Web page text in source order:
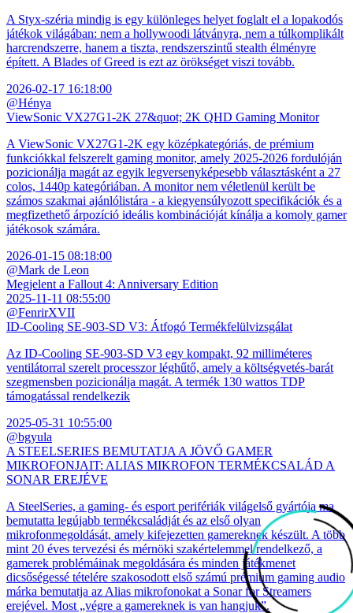
A Styx-széria mindig is egy különleges helyet foglalt el a lopakodós
játékok világában: nem a hollywoodi látványra, nem a túlkomplikált
harcrendszerre, hanem a tiszta, rendszerszintű stealth élményre
épített. A Blades of Greed is ezt az örökséget viszi tovább.
2026-02-17 16:18:00
@Hénya
ViewSonic VX27G1-2K 27&quot; 2K QHD Gaming Monitor
A ViewSonic VX27G1-2K egy középkategóriás, de prémium
funkciókkal felszerelt gaming monitor, amely 2025-2026 fordulóján
pozicionálja magát az egyik legversenyképesebb választásként a 27
colos, 1440p kategóriában. A monitor nem véletlenül került be
számos szakmai ajánlólistára - a kiegyensúlyozott specifikációk és a
megfizethető árpozíció ideális kombinációját kínálja a komoly gamer
játékosok számára.
2026-01-15 08:18:00
@Mark de Leon
Megjelent a Fallout 4: Anniversary Edition
2025-11-11 08:55:00
@FenrirXVII
ID-Cooling SE-903-SD V3: Átfogó Termékfelülvizsgálat
Az ID-Cooling SE-903-SD V3 egy kompakt, 92 milliméteres
ventilátorral szerelt processzor léghűtő, amely a költségvetés-barát
szegmensben pozicionálja magát. A termék 130 wattos TDP
támogatással rendelkezik
2025-05-31 10:55:00
@bgyula
A STEELSERIES BEMUTATJA A JÖVŐ GAMER
MIKROFONJAIT: ALIAS MIKROFON TERMÉKCSALÁD A
SONAR EREJÉVE
A SteelSeries, a gaming- és esport perifériák világelső gyártója ma
bemutatta legújabb termékcsaládját és az első olyan
mikrofonmegoldását, amely kifejezetten gamereknek készült. A több
mint 20 éves tervezési és mérnöki szakértelemmel rendelkező, a
gamerek problémáinak megoldására és minden játékmenet
dicsőségessé tételére szakosodott első számú prémium gaming audio
márka bemutatja az Alias mikrofonokat a Sonar for Streamers
erejével. Most „végre a gamereknek is van hangjuk”.